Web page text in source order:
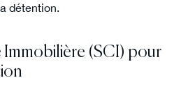
détention.
Immobilière (SCI) pour